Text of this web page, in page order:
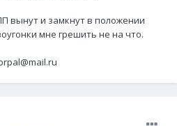
вынут и замкнут в положении
мне грешить не на что.